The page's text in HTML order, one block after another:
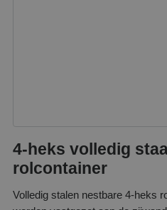
4-heks volledig
rolcontainer
Volledig stalen nestbare 4-heks